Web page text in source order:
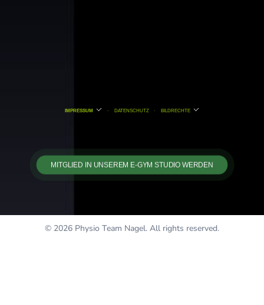
IMPRESSUM · DATENSCHUTZ · BILDRECHTE
MITGLIED IN UNSEREM E-GYM STUDIO WERDEN
© 2026 Physio Team Nagel. All rights reserved.